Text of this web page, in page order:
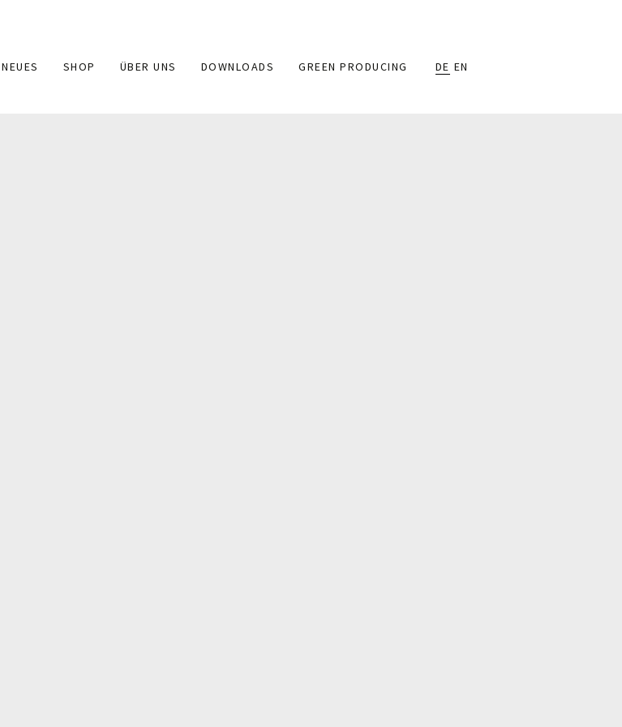
NEUES SHOP ÜBER UNS DOWNLOADS GREEN PRODUCING DE EN